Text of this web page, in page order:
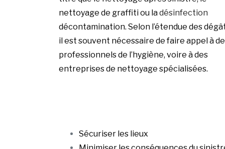
nettoyage de graffiti ou ladésinfection
décontamination. Selon l’étendue des
il est souvent nécessaire de faire appel à
professionnels de l’hygiène, voire à des
entreprises de nettoyage spécialisées.
Sécuriser les lieux